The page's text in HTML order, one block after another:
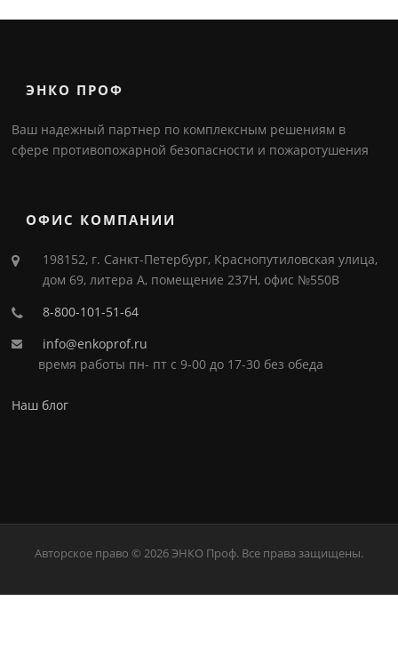
ЭНКО ПРОФ
Ваш надежный партнер по комплексным решениям в
сфере противопожарной безопасности и пожаротушения
ОФИС КОМПАНИИ
198152, г. Санкт-Петербург, Краснопутиловская улица,
дом 69, литера А, помещение 237Н, офис №550В
8-800-101-51-64
info@enkoprof.ru
время работы пн- пт с 9-00 до 17-30 без обеда
Наш блог
Авторское право © 2026 ЭНКО Проф. Все права защищены.